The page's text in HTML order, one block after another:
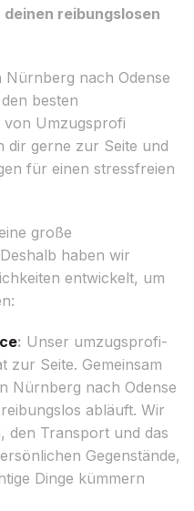
reibungslosen
nach Odense
besten
von Umzugsprofi
dir gerne zur Seite und
für einen stressfreien
große
haben wir
entwickelt, um
: Unser umzugsprofi-
zur Seite. Gemeinsam
Nürnberg nach Odense
abläuft. Wir
den Transport und das
Gegenstände,
Dinge kümmern